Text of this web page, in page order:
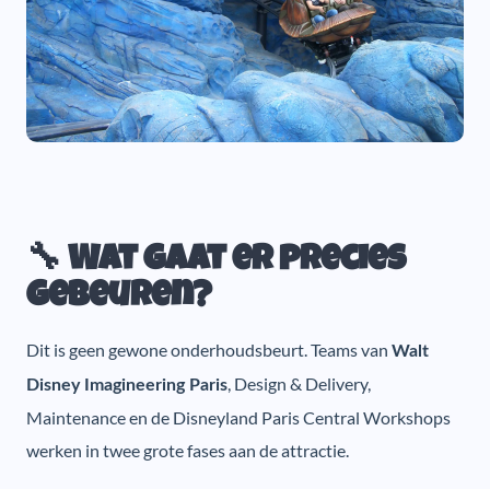
🔧 Wat gaat er precies
gebeuren?
Dit is geen gewone onderhoudsbeurt. Teams van Walt
Disney Imagineering Paris, Design & Delivery,
Maintenance en de Disneyland Paris Central Workshops
werken in twee grote fases aan de attractie.